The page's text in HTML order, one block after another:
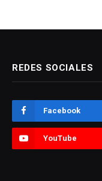
REDES SOCIALES
Facebook
YouTube